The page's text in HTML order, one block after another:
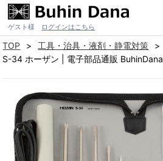
ゲスト様 ログインはこちら
TOP 工具・治具・液剤・静電対策
S-34 ホーザン | 電子部品通販 BuhinDana